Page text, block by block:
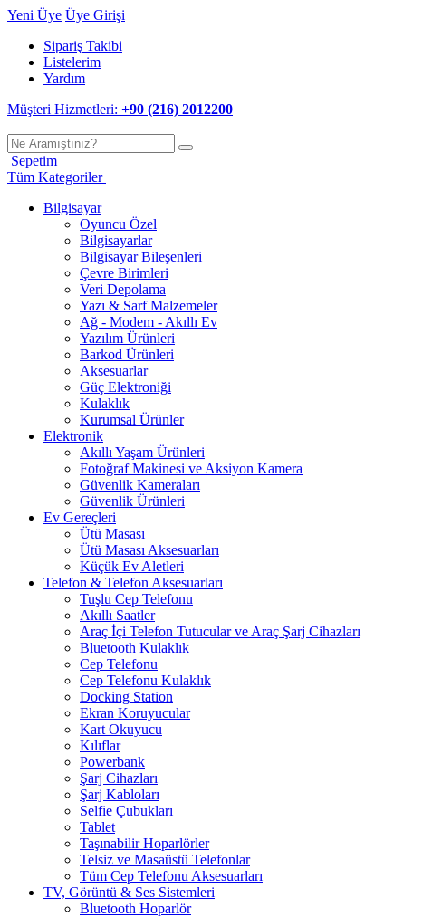
Yeni Üye Üye Girişi
Sipariş Takibi
Listelerim
Yardım
Müşteri Hizmetleri: +90 (216) 2012200
Sepetim
Tüm Kategoriler
Bilgisayar
Oyuncu Özel
Bilgisayarlar
Bilgisayar Bileşenleri
Çevre Birimleri
Veri Depolama
Yazı & Sarf Malzemeler
Ağ - Modem - Akıllı Ev
Yazılım Ürünleri
Barkod Ürünleri
Aksesuarlar
Güç Elektroniği
Kulaklık
Kurumsal Ürünler
Elektronik
Akıllı Yaşam Ürünleri
Fotoğraf Makinesi ve Aksiyon Kamera
Güvenlik Kameraları
Güvenlik Ürünleri
Ev Gereçleri
Ütü Masası
Ütü Masası Aksesuarları
Küçük Ev Aletleri
Telefon & Telefon Aksesuarları
Tuşlu Cep Telefonu
Akıllı Saatler
Araç İçi Telefon Tutucular ve Araç Şarj Cihazları
Bluetooth Kulaklık
Cep Telefonu
Cep Telefonu Kulaklık
Docking Station
Ekran Koruyucular
Kart Okuyucu
Kılıflar
Powerbank
Şarj Cihazları
Şarj Kabloları
Selfie Çubukları
Tablet
Taşınabilir Hoparlörler
Telsiz ve Masaüstü Telefonlar
Tüm Cep Telefonu Aksesuarları
TV, Görüntü & Ses Sistemleri
Bluetooth Hoparlör